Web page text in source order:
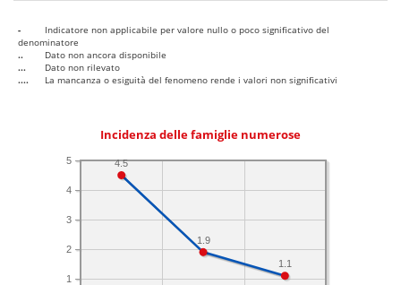
-
Indicatore non applicabile per valore nullo o poco significativo del
denominatore
..
Dato non ancora disponibile
...
Dato non rilevato
....
La mancanza o esiguità del fenomeno rende i valori non significativi
Incidenza delle famiglie numerose
1
2
3
4
5
1.1
1.9
4.5